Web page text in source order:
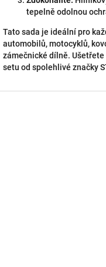
tepelně odolnou
Tato sada je ideální pro
automobilů, motocyklů,
zámečnické dílně.
setu od spolehlivé značky